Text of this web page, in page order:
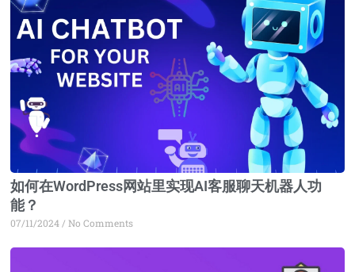
如何在WordPress网站里实现AI客服聊天机器人功
能？
07/11/2024 No Comments